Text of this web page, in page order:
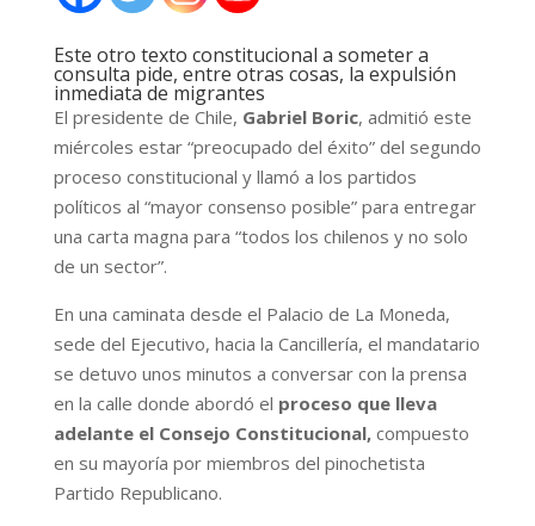
Este otro texto constitucional a someter a
consulta pide, entre otras cosas, la expulsión
inmediata de migrantes
El presidente de Chile, Gabriel Boric, admitió este
miércoles estar “preocupado del éxito” del segundo
proceso constitucional y llamó a los partidos
políticos al “mayor consenso posible” para entregar
una carta magna para “todos los chilenos y no solo
de un sector”.
En una caminata desde el Palacio de La Moneda,
sede del Ejecutivo, hacia la Cancillería, el mandatario
se detuvo unos minutos a conversar con la prensa
en la calle donde abordó el proceso que lleva
adelante el Consejo Constitucional,compuesto
en su mayoría por miembros del pinochetista
Partido Republicano.